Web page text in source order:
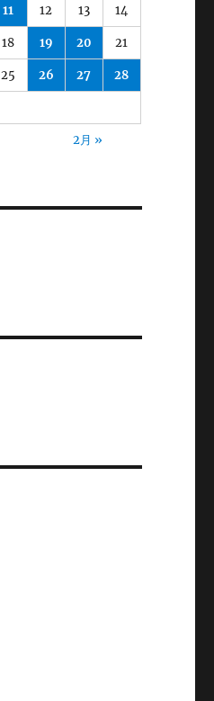
11 12 13 14
18 19 20 21
25 26 27 28
2月 »